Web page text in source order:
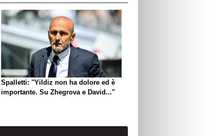
Spalletti: "Yildiz non ha dolore ed è
importante. Su Zhegrova e David..."